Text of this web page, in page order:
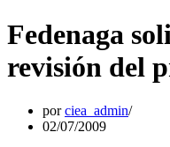
Fedenaga
revisión del
porciea_admin
02/07/2009